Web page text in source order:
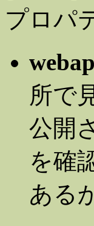
プロパ
所で
公開
を確
ある